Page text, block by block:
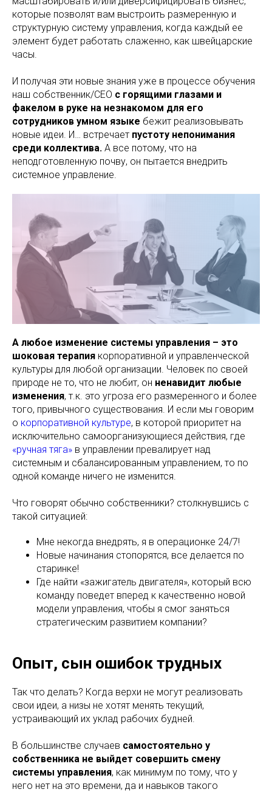
которые позволят вам выстроить размеренную и
структурную систему управления, когда каждый ее
элемент будет работать слаженно, как швейцарские
часы.
И получая эти новые знания уже в процессе обучения
наш собственник/CEO с горящими глазами и
факелом в руке на незнакомом для его
сотрудников умном языке бежит реализовывать
новые идеи. И… встречает пустоту непонимания
среди коллектива. А все потому, что на
неподготовленную почву, он пытается внедрить
системное управление.
А любое изменение системы управления – это
шоковая терапия корпоративной и управленческой
культуры для любой организации. Человек по своей
природе не то, что не любит, он ненавидит любые
изменения, т.к. это угроза его размеренного и более
того, привычного существования. И если мы говорим
о корпоративной культуре, в которой приоритет на
исключительно самоорганизующиеся действия, где
«ручная тяга» в управлении превалирует над
системным и сбалансированным управлением, то по
одной команде ничего не изменится.
Что говорят обычно собственники? столкнувшись с
такой ситуацией:
Мне некогда внедрять, я в операционке 24/7!
Новые начинания стопорятся, все делается по
старинке!
Где найти «зажигатель двигателя», который всю
команду поведет вперед к качественно новой
модели управления, чтобы я смог заняться
стратегическим развитием компании?
Опыт, сын ошибок трудных
Так что делать? Когда верхи не могут реализовать
свои идеи, а низы не хотят менять текущий,
устраивающий их уклад рабочих будней.
В большинстве случаев самостоятельно у
собственника не выйдет совершить смену
системы управления, как минимум по тому, что у
него нет на это времени, да и навыков такого